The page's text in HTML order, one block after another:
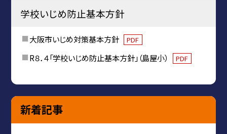
学校いじめ防止基本方針
大阪市いじめ対策基本方針 PDF
R８．４「学校いじめ防止基本方針」（島屋小） PDF
新着記事